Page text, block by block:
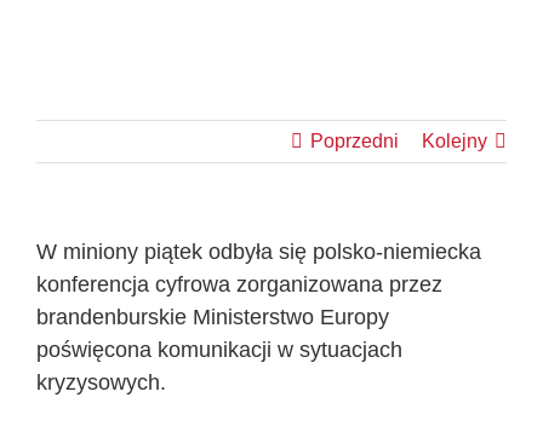
Poprzedni Kolejny
W miniony piątek odbyła się polsko-niemiecka
konferencja cyfrowa zorganizowana przez
brandenburskie Ministerstwo Europy
poświęcona komunikacji w sytuacjach
kryzysowych.